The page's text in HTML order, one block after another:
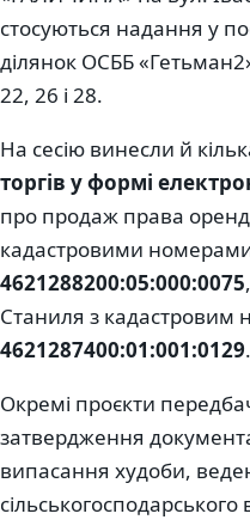
стосуються надання у
ділянок ОСББ
22, 26 і 28.
На сесію винесли й
торгів у формі
про продаж права
кадастровими
4621288200:05:000:0075
Станиля з кадастровим
4621287400:01:001:0129.
Окремі проєкти
затвердження
випасання худоби,